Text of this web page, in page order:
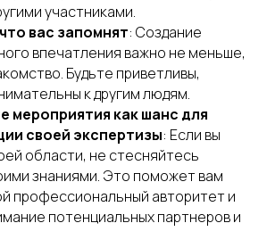
участниками.
вас запомнят: Создание
впечатления важно не меньше,
Будьте приветливы,
к другим людям.
мероприятия как шанс для
своей экспертизы: Если вы
области, не стесняйтесь
знаниями. Это поможет вам
профессиональный авторитет и
потенциальных партнеров и